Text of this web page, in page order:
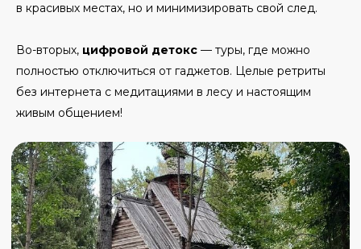
в красивых местах, но и минимизировать свой след.
Во-вторых, цифровой детокс — туры, где можно
полностью отключиться от гаджетов. Целые ретриты
без интернета с медитациями в лесу и настоящим
живым общением!